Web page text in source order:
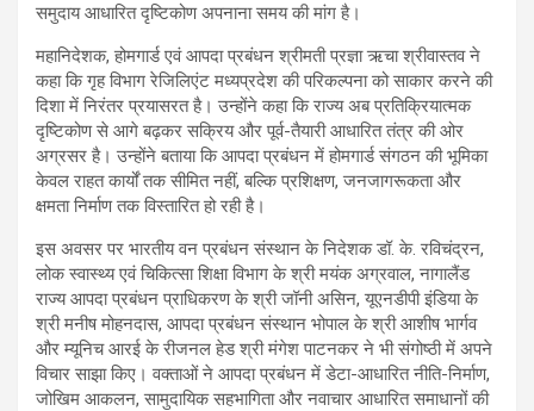
समुदाय आधारित दृष्टिकोण अपनाना समय की मांग है।
महानिदेशक, होमगार्ड एवं आपदा प्रबंधन श्रीमती प्रज्ञा ऋचा श्रीवास्तव ने
कहा कि गृह विभाग रेजिलिएंट मध्यप्रदेश की परिकल्पना को साकार करने की
दिशा में निरंतर प्रयासरत है। उन्होंने कहा कि राज्य अब प्रतिक्रियात्मक
दृष्टिकोण से आगे बढ़कर सक्रिय और पूर्व-तैयारी आधारित तंत्र की ओर
अग्रसर है। उन्होंने बताया कि आपदा प्रबंधन में होमगार्ड संगठन की भूमिका
केवल राहत कार्यों तक सीमित नहीं, बल्कि प्रशिक्षण, जनजागरूकता और
क्षमता निर्माण तक विस्तारित हो रही है।
इस अवसर पर भारतीय वन प्रबंधन संस्थान के निदेशक डॉ. के. रविचंद्रन,
लोक स्वास्थ्य एवं चिकित्सा शिक्षा विभाग के श्री मयंक अग्रवाल, नागालैंड
राज्य आपदा प्रबंधन प्राधिकरण के श्री जॉनी असिन, यूएनडीपी इंडिया के
श्री मनीष मोहनदास, आपदा प्रबंधन संस्थान भोपाल के श्री आशीष भार्गव
और म्यूनिच आरई के रीजनल हेड श्री मंगेश पाटनकर ने भी संगोष्ठी में अपने
विचार साझा किए। वक्ताओं ने आपदा प्रबंधन में डेटा-आधारित नीति-निर्माण,
जोखिम आकलन, सामुदायिक सहभागिता और नवाचार आधारित समाधानों की